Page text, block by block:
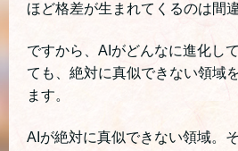
ほど格差が生まれてくるのは間
ですから、AIがどんなに進化し
ても、絶対に真似できない領域
ます。
AIが絶対に真似できない領域。